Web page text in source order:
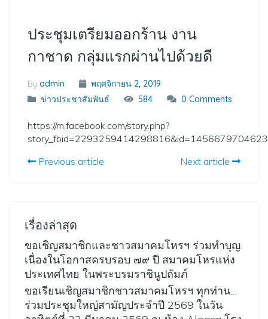
ประชุมเตรียมออกร้าน งาน
กาชาด กลุ่มแรกผ่านไปด้วยดี
By admin
พฤศจิกายน 2, 2019
ข่าวประชาสัมพันธ์
584 0 Comments
https://m.facebook.com/story.php?
Previous article
Next article
เรื่องล่าสุด
ขอเชิญสมาชิกและชาวสมาคมโหรฯ ร่วมทำบุญ
เนื่องในโอกาสครบรอบ ๗๙ ปี สมาคมโหรแห่ง
ประเทศไทย ในพระบรมราชินูปถัมภ์
ขอเรียนเชิญสมาชิกชาวสมาคมโหรฯ ทุกท่าน…
ร่วมประชุมใหญ่สามัญประจำปี 2569 ในวัน